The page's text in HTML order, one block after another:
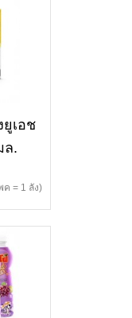
เอช
ล.
ค = 1 ลัง)